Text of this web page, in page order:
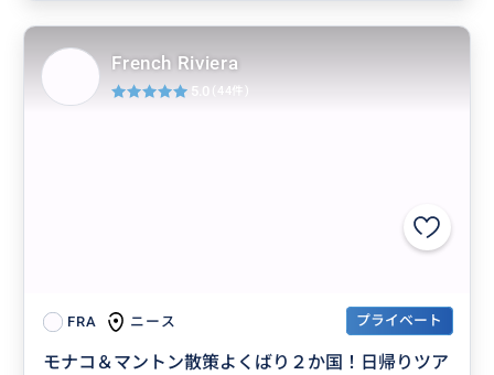
FRA ニース プライベート
モナコ＆マントン散策よくばり２か国！日帰りツア
French Riviera
5.0 (44件)